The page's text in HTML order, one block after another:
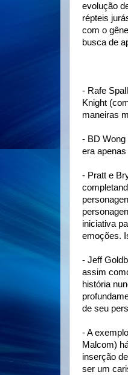
evolução
répteis
com o
busca de
- Rafe
Knight
maneiras
- BD
era
- Pratt e
iniciativa
emoções.
- Jeff
assim
história
de seu
- A
Malcom)
inserção
ser um